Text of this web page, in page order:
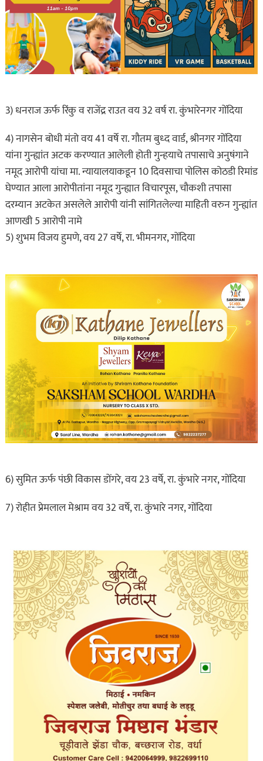
3) धनराज ऊर्फ रिंकु व राजेंद्र राउत वय 32 वर्ष रा. कुंभारेनगर गोंदिया
4) नागसेन बोधी मंतो वय 41 वर्षे रा. गौतम बुध्द वार्ड, श्रीनगर गोंदिया
यांना गुन्ह्यांत अटक करण्यात आलेली होती गुन्हयाचे तपासाचे अनुषंगाने
नमूद आरोपी यांचा मा. न्यायालयाकडून 10 दिवसाचा पोलिस कोठडी रिमांड
घेण्यात आला आरोपीतांना नमूद गुन्ह्यात विचारपूस, चौकशी तपासा
दरम्यान अटकेत असलेले आरोपी यांनी सांगितलेल्या माहिती वरुन गुन्ह्यांत
आणखी 5 आरोपी नामे
5) शुभम विजय हुमणे, वय 27 वर्षे, रा. भीमनगर, गोंदिया
6) सुमित ऊर्फ पंछी विकास डोंगरे, वय 23 वर्षे, रा. कुंभारे नगर, गोंदिया
7) रोहीत प्रेमलाल मेश्राम वय 32 वर्षे, रा. कुंभारे नगर, गोंदिया